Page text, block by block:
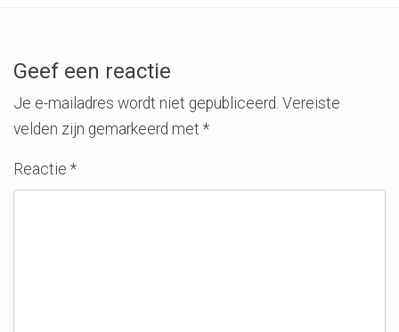
Geef een reactie
Je e-mailadres wordt niet gepubliceerd. Vereiste
velden zijn gemarkeerd met *
Reactie *